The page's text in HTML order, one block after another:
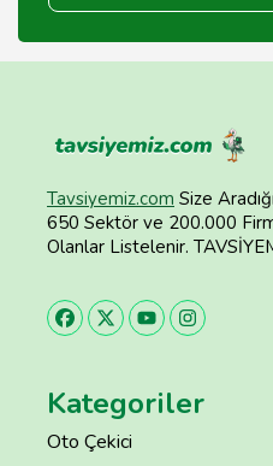
Tavsiyemiz.com Size
650 Sektör ve 200.000
Olanlar Listelenir.
Kategoriler
Oto Çekici